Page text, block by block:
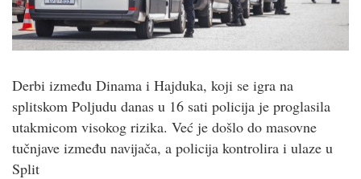
Derbi između Dinama i Hajduka, koji se igra na
splitskom Poljudu danas u 16 sati policija je proglasila
utakmicom visokog rizika. Već je došlo do masovne
tučnjave između navijača, a policija kontrolira i ulaze u
Split